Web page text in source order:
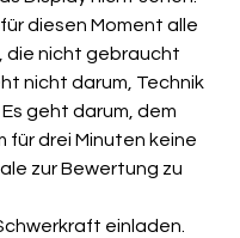
diesen Moment alle
die nicht gebraucht
nicht darum, Technik
geht darum, dem
für drei Minuten keine
zur Bewertung zu
einladen.